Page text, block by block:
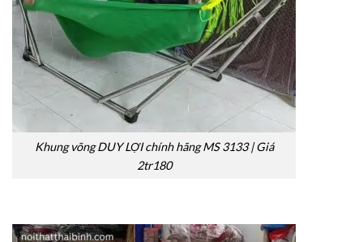
Khung võng DUY LỢI chính hãng MS 3133 | Giá
2tr180